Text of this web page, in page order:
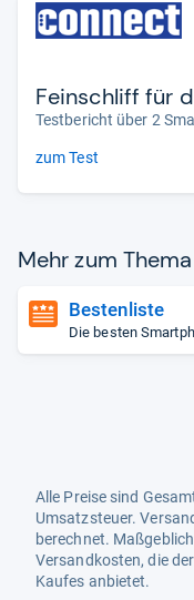
Feinschliff für
Testbericht über 2
zum Test
Mehr zum
Bestenliste
Die besten
Alle Preise sind
Umsatzsteuer.
berechnet.
Versandkosten, die
Kaufes anbietet.